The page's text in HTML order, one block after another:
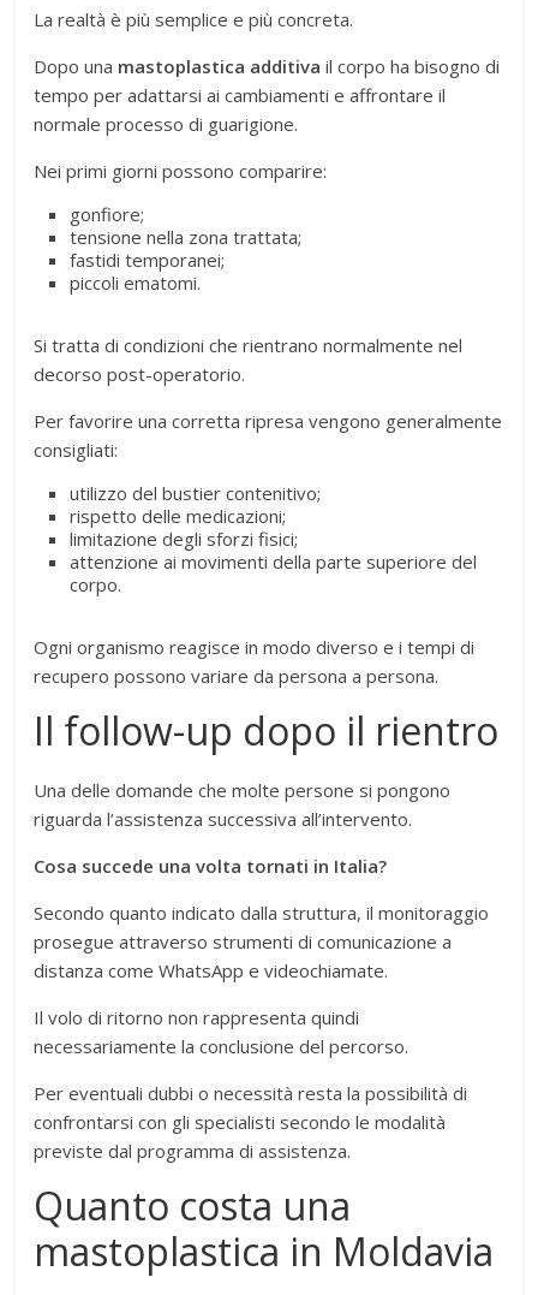
La realtà è più semplice e più concreta.
Dopo una mastoplastica additiva il corpo ha bisogno di
tempo per adattarsi ai cambiamenti e affrontare il
normale processo di guarigione.
Nei primi giorni possono comparire:
gonfiore;
tensione nella zona trattata;
fastidi temporanei;
piccoli ematomi.
Si tratta di condizioni che rientrano normalmente nel
decorso post-operatorio.
Per favorire una corretta ripresa vengono generalmente
consigliati:
utilizzo del bustier contenitivo;
rispetto delle medicazioni;
limitazione degli sforzi fisici;
attenzione ai movimenti della parte superiore del
corpo.
Ogni organismo reagisce in modo diverso e i tempi di
recupero possono variare da persona a persona.
Il follow-up dopo il rientro
Una delle domande che molte persone si pongono
riguarda l’assistenza successiva all’intervento.
Cosa succede una volta tornati in Italia?
Secondo quanto indicato dalla struttura, il monitoraggio
prosegue attraverso strumenti di comunicazione a
distanza come WhatsApp e videochiamate.
Il volo di ritorno non rappresenta quindi
necessariamente la conclusione del percorso.
Per eventuali dubbi o necessità resta la possibilità di
confrontarsi con gli specialisti secondo le modalità
previste dal programma di assistenza.
Quanto costa una
mastoplastica in Moldavia